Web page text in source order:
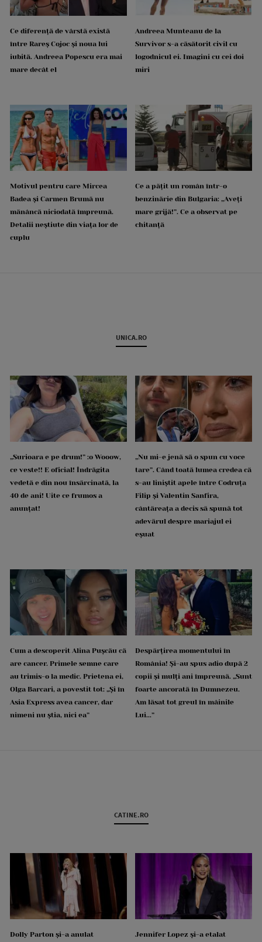
Ce diferență de vârstă există
între Rareș Cojoc și noua lui
iubită. Andreea Popescu era mai
mare decât el
Andreea Munteanu de la
Survivor s-a căsătorit civil cu
logodnicul ei. Imagini cu cei doi
miri
Motivul pentru care Mircea
Badea și Carmen Brumă nu
mănâncă niciodată împreună.
Detalii neștiute din viața lor de
cuplu
Ce a pățit un român într-o
benzinărie din Bulgaria: „Aveți
mare grijă!”. Ce a observat pe
chitanță
UNICA.RO
„Surioara e pe drum!” :o Wooow,
ce veste!! E oficial! Îndrăgita
vedetă e din nou însărcinată, la
40 de ani! Uite ce frumos a
anunțat!
„Nu mi-e jenă să o spun cu voce
tare”. Când toată lumea credea că
s-au liniștit apele între Codruța
Filip și Valentin Sanfira,
cântăreața a decis să spună tot
adevărul despre mariajul ei
eșuat
Cum a descoperit Alina Pușcău că
are cancer. Primele semne care
au trimis-o la medic. Prietena ei,
Olga Barcari, a povestit tot: „Și în
Asia Express avea cancer, dar
nimeni nu știa, nici ea”
Despărțirea momentului în
România! Și-au spus adio după 2
copii și mulți ani împreună. „Sunt
foarte ancorată în Dumnezeu.
Am lăsat tot greul în mâinile
Lui...”
CATINE.RO
Dolly Parton și-a anulat
Jennifer Lopez și-a etalat